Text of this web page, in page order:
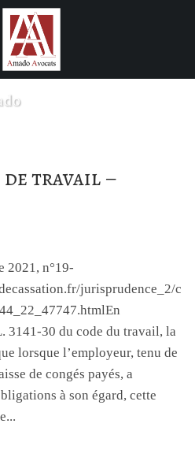
de travail –
2021, n°19-
jurisprudence_2/c
3141-30 du code du travail, la
lorsque l’employeur, tenu de
de congés payés, a
à son égard, cette